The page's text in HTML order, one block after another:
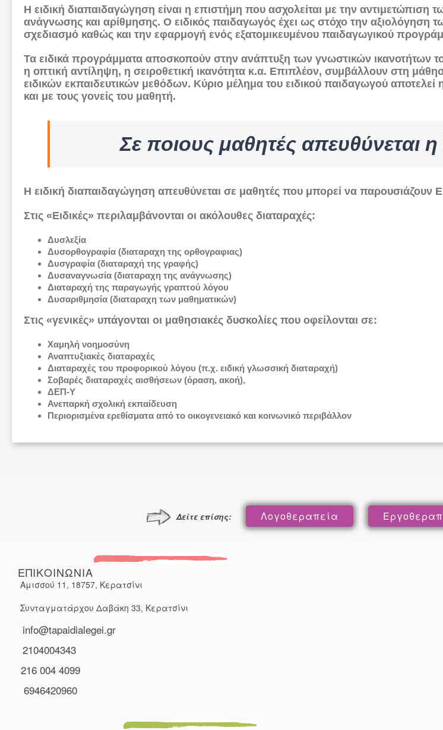
Η ειδική διαπαιδαγώγηση είναι η επιστήμη που ασχολείται με την
ανάγνωσης και αρίθμησης. Ο ειδικός παιδαγωγός έχει ως στόχο την αξιολόγηση
σχεδιασμό καθώς και την εφαρμογή ενός εξατομικευμένου παιδαγωγικού
Τα ειδικά προγράμματα αποσκοπούν στην ανάπτυξη των γνωστικών ικανοτήτων
η οπτική αντίληψη, η σειροθετική ικανότητα κ.α. Επιπλέον, συμβάλλουν στη
ειδικών εκπαιδευτικών μεθόδων. Κύριο μέλημα του ειδικού παιδαγωγού
και με τους γονείς του μαθητή.
Σε ποιους μαθητές απευθύνεται
Η ειδική διαπαιδαγώγηση απευθύνεται σε μαθητές που μπορεί να παρουσιάζουν
Στις «Ειδικές» περιλαμβάνονται οι ακόλουθες διαταραχές:
Δυσλεξία
Δυσορθογραφία (διαταραχη της ορθογραφιας)
Δυσγραφία (διαταραχή της γραφής)
Δυσαναγνωσία (διαταραχη της ανάγνωσης)
Διαταραχή της παραγωγής γραπτού λόγου
Δυσαριθμησία (διαταραχη των μαθηματικών)
Στις «γενικές» υπάγονται οι μαθησιακές δυσκολίες που οφείλονται σε:
Χαμηλή νοημοσύνη
Αναπτυξιακές διαταραχές
Διαταραχές του προφορικού λόγου (π.χ. ειδική γλωσσική διαταραχή)
Σοβαρές διαταραχές αισθήσεων (όραση, ακοή),
ΔΕΠ-Υ
Ανεπαρκή σχολική εκπαίδευση
Περιορισμένα ερεθίσματα από το οικογενειακό και κοινωνικό περιβάλλον
Δείτε επίσης: Λογοθεραπεία
ΕΠΙΚΟΙΝΩΝΙΑ
Αμισσού 11, 18757, Κερατσίνι
Συνταγματάρχου Δαβάκη 33, Κερατσίνι
info@tapaidialegei.gr
2104004343
216 004 4099
6946420960